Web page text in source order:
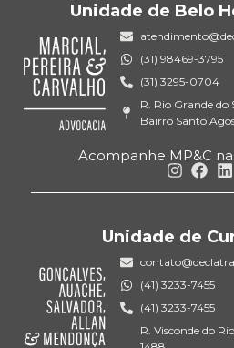
Unidade de Belo
(31) 98469-3795
(31) 3295-0704
R. Rio Grande do
Bairro Santo
Acompanhe MP&C
Unidade de
(41) 3233-7455
(41) 3233-7455
R. Visconde do